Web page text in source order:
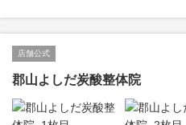
店舗公式
郡山よしだ炭酸整体院